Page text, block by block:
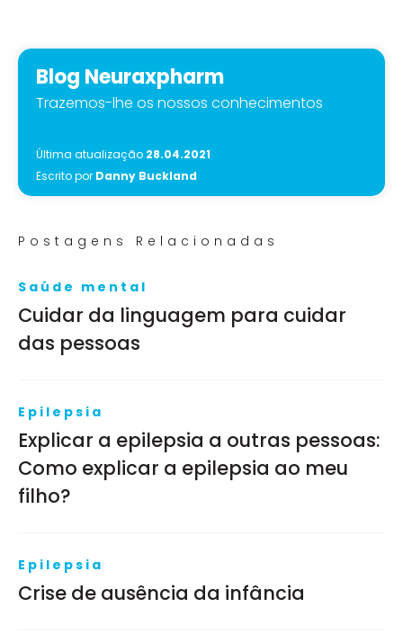
Blog Neuraxpharm
Trazemos-lhe os nossos conhecimentos
Última atualização 28.04.2021
Escrito por Danny Buckland
Postagens Relacionadas
Saúde mental
Cuidar da linguagem para cuidar
das pessoas
Epilepsia
Explicar a epilepsia a outras pessoas:
Como explicar a epilepsia ao meu
filho?
Epilepsia
Crise de ausência da infância